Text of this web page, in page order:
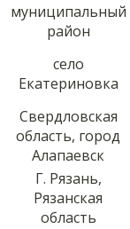
муниципальный
район
село
Екатериновка
Свердловская
область, город
Алапаевск
Г. Рязань,
Рязанская
область